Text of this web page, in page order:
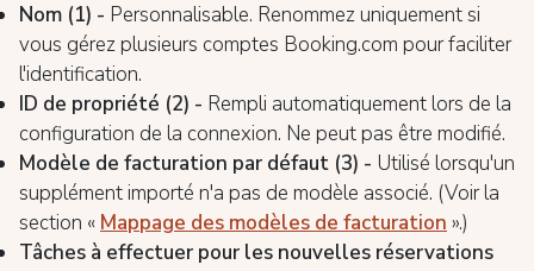
Nom (1) - Personnalisable. Renommez uniquement si
vous gérez plusieurs comptes Booking.com pour faciliter
l'identification.
ID de propriété (2) - Rempli automatiquement lors de la
configuration de la connexion. Ne peut pas être modifié.
Modèle de facturation par défaut (3) - Utilisé lorsqu'un
supplément importé n'a pas de modèle associé. (Voir la
section « Mappage des modèles de facturation ».)
Tâches à effectuer pour les nouvelles réservations